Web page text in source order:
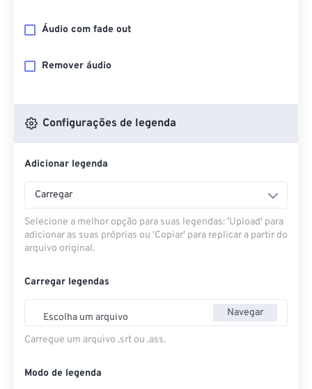
Áudio com fade out
Remover áudio
Configurações de legenda
Adicionar legenda
Carregar
Selecione a melhor opção para suas legendas: 'Upload' para
adicionar as suas próprias ou 'Copiar' para replicar a partir do
arquivo original.
Carregar legendas
Escolha um arquivo Navegar
Carregue um arquivo .srt ou .ass.
Modo de legenda